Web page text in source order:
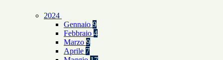
2024
Gennaio 9
Febbraio 4
Marzo 9
Aprile 7